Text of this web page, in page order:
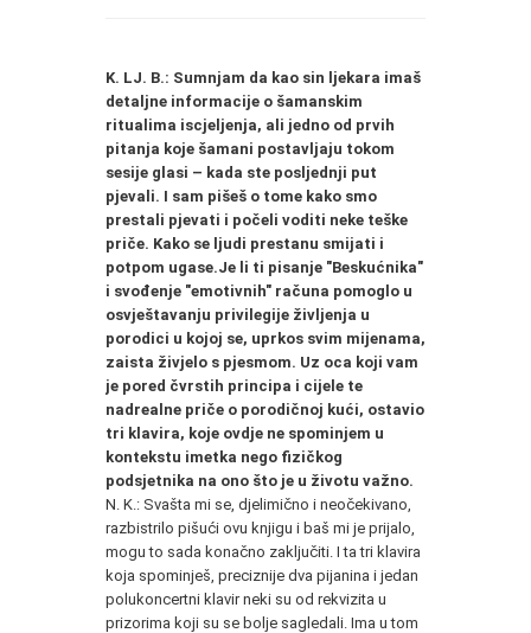
K. LJ. B.: Sumnjam da kao sin ljekara imaš
detaljne informacije o šamanskim
ritualima iscjeljenja, ali jedno od prvih
pitanja koje šamani postavljaju tokom
sesije glasi – kada ste posljednji put
pjevali. I sam pišeš o tome kako smo
prestali pjevati i počeli voditi neke teške
priče. Kako se ljudi prestanu smijati i
potpom ugase.Je li ti pisanje "Beskućnika"
i svođenje "emotivnih" računa pomoglo u
osvještavanju privilegije življenja u
porodici u kojoj se, uprkos svim mijenama,
zaista živjelo s pjesmom. Uz oca koji vam
je pored čvrstih principa i cijele te
nadrealne priče o porodičnoj kući, ostavio
tri klavira, koje ovdje ne spominjem u
kontekstu imetka nego fizičkog
podsjetnika na ono što je u životu važno.
N. K.: Svašta mi se, djelimično i neočekivano,
razbistrilo pišući ovu knjigu i baš mi je prijalo,
mogu to sada konačno zaključiti. I ta tri klavira
koja spominješ, preciznije dva pijanina i jedan
polukoncertni klavir neki su od rekvizita u
prizorima koji su se bolje sagledali. Ima u tom